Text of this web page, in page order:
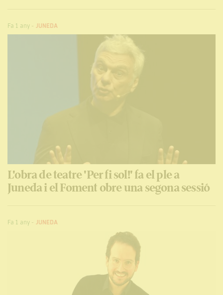
Fa 1 any-JUNEDA
L'obra de teatre 'Per fi sol!' fa el ple a
Juneda i el Foment obre una segona sessió
Fa 1 any-JUNEDA